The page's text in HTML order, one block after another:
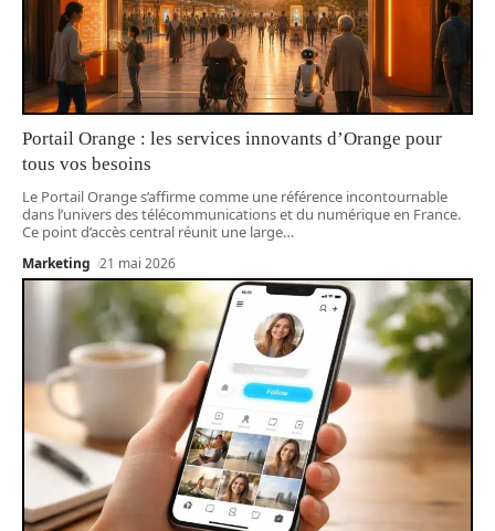
Portail Orange : les services innovants d’Orange pour
tous vos besoins
Le Portail Orange s’affirme comme une référence incontournable
dans l’univers des télécommunications et du numérique en France.
Ce point d’accès central réunit une large…
Marketing 21 mai 2026